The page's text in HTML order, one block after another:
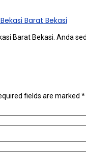
Barat Bekasi
Barat Bekasi. Andа
fields are marked *